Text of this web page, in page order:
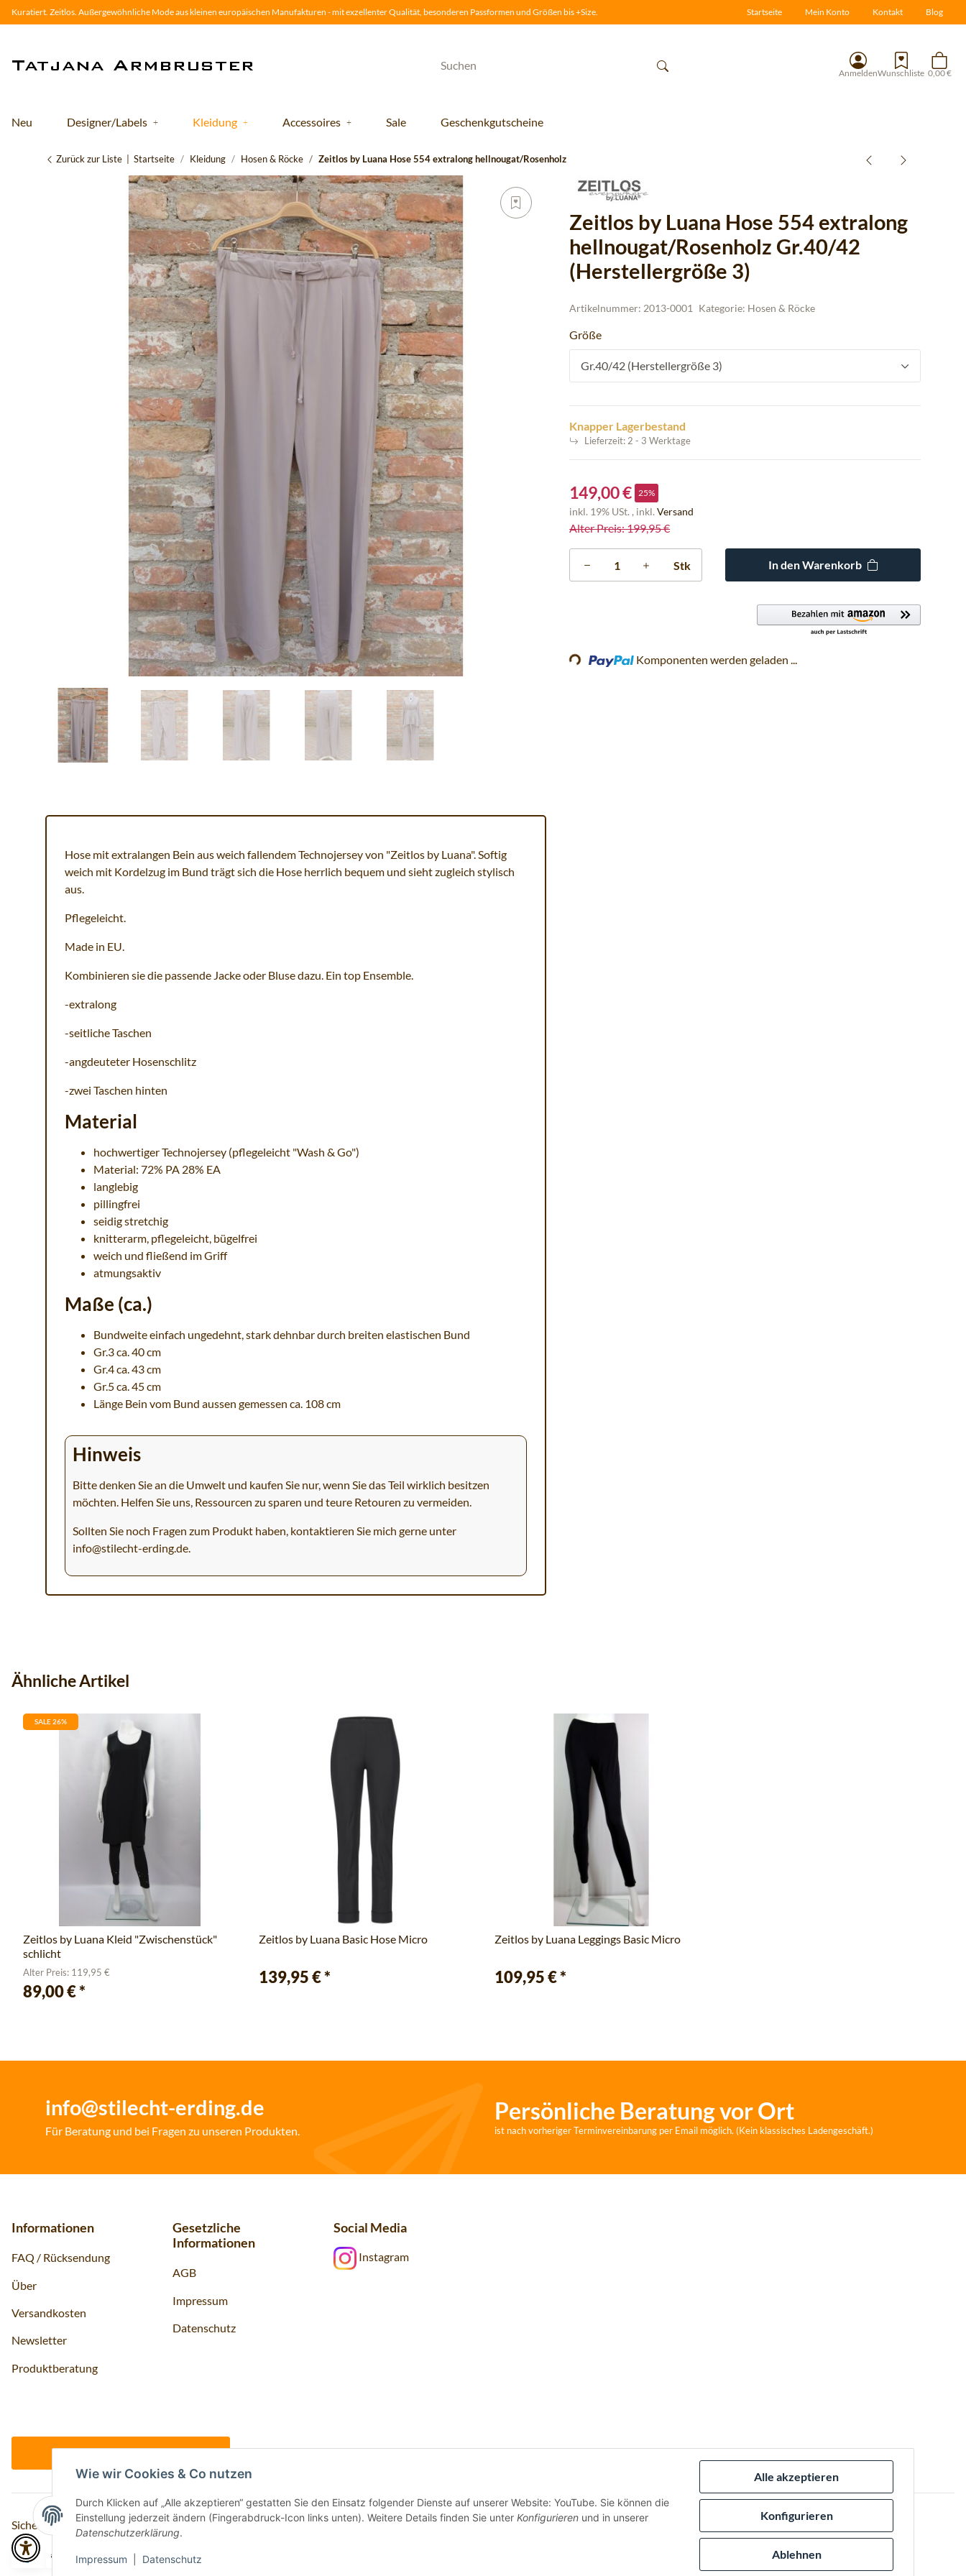
Alle akzeptieren
Konfigurieren
Ablehnen
Wie wir Cookies & Co nutzen
Durch Klicken auf „Alle akzeptieren“ gestatten Sie den Einsatz folgender Dienste auf unserer Website: YouTube. Sie können die
Einstellung jederzeit ändern (Fingerabdruck-Icon links unten). Weitere Details finden Sie unter Konfigurieren und in unserer
Datenschutzerklärung.
Impressum Datenschutz
Kuratiert. Zeitlos. Außergewöhnliche Mode aus kleinen europäischen Manufakturen - mit exzellenter Qualität, besonderen Passformen und Größen bis +Size. Startseite Mein Konto Kontakt Blog
AnmeldenWunschliste 0,00 €
Neu Designer/Labels Kleidung Accessoires Sale Geschenkgutscheine
Zurück zur Liste Startseite Kleidung Hosen & Röcke Zeitlos by Luana Hose 554 extralong hellnougat/Rosenholz
Zeitlos by Luana Hose 554 extralong
hellnougat/Rosenholz Gr.40/42
(Herstellergröße 3)
Artikelnummer: 2013-0001 Kategorie: Hosen & Röcke
Größe
Gr.40/42 (Herstellergröße 3)
Knapper Lagerbestand
Lieferzeit:2 - 3 Werktage
149,00 € 25%
inkl. 19% USt. , inkl.Versand
Alter Preis: 199,95 €
Stk In den Warenkorb
Loading... Komponenten werden geladen ...
Hose mit extralangen Bein aus weich fallendem Technojersey von "Zeitlos by Luana". Softig
weich mit Kordelzug im Bund trägt sich die Hose herrlich bequem und sieht zugleich stylisch
aus.
Pflegeleicht.
Made in EU.
Kombinieren sie die passende Jacke oder Bluse dazu. Ein top Ensemble.
-extralong
-seitliche Taschen
-angdeuteter Hosenschlitz
-zwei Taschen hinten
Material
hochwertiger Technojersey (pflegeleicht "Wash & Go")
Material: 72% PA 28% EA
langlebig
pillingfrei
seidig stretchig
knitterarm, pflegeleicht, bügelfrei
weich und fließend im Griff
atmungsaktiv
Maße (ca.)
Bundweite einfach ungedehnt, stark dehnbar durch breiten elastischen Bund
Gr.3 ca. 40 cm
Gr.4 ca. 43 cm
Gr.5 ca. 45 cm
Länge Bein vom Bund aussen gemessen ca. 108 cm
Hinweis
Bitte denken Sie an die Umwelt und kaufen Sie nur, wenn Sie das Teil wirklich besitzen
möchten. Helfen Sie uns, Ressourcen zu sparen und teure Retouren zu vermeiden.
Sollten Sie noch Fragen zum Produkt haben, kontaktieren Sie mich gerne unter
info@stilecht-erding.de.
Ähnliche Artikel
SALE 26%
Zeitlos by Luana Kleid "Zwischenstück"
schlicht
Alter Preis: 119,95 €
89,00 €*
Zeitlos by Luana Basic Hose Micro
139,95 €*
Zeitlos by Luana Leggings Basic Micro
109,95 €*
info@stilecht-erding.de
Für Beratung und bei Fragen zu unseren Produkten.
Persönliche Beratung vor Ort
ist nach vorheriger Terminvereinbarung per Email möglich. (Kein klassisches Ladengeschäft.)
Informationen
FAQ / Rücksendung
Über
Versandkosten
Newsletter
Produktberatung
Gesetzliche
Informationen
AGB
Impressum
Datenschutz
Social Media
Instagram
Vertrag widerrufen
Sicher bezahlen via: Wir versenden via: